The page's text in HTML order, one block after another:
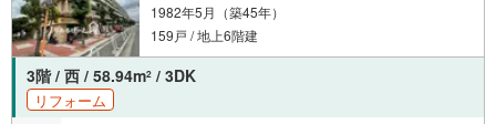
1982年5月（築45年）
159戸 / 地上6階建
3階 / 西 / 58.94m2 / 3DK
リフォーム